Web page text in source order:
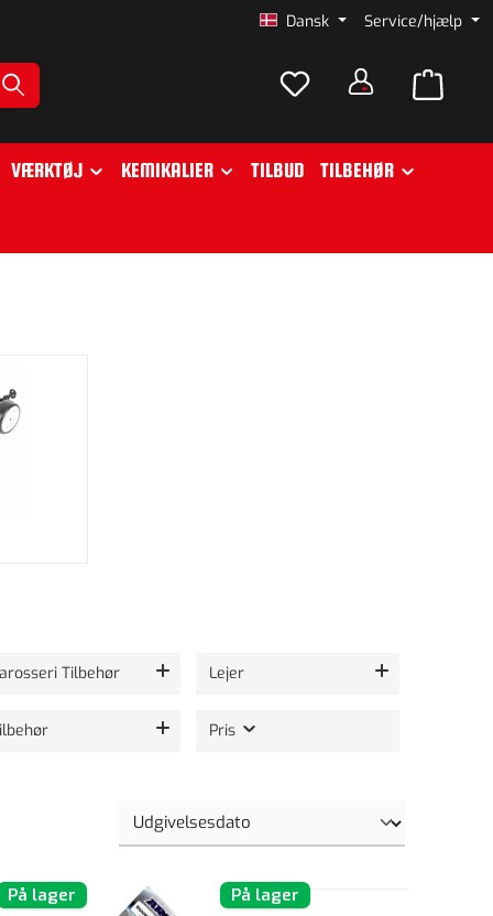
Dansk Service/hjælp
VÆRKTØJ KEMIKALIER TILBUD TILBEHØR
Tilbehør Lejer
Pris
På lager På lager